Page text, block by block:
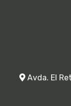
Avda. El